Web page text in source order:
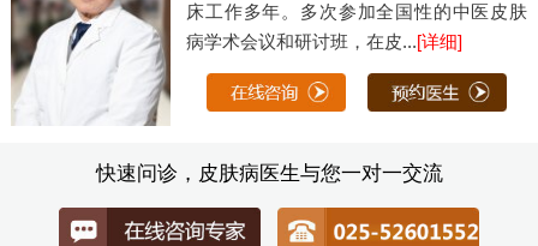
床工作多年。多次参加全国性的中医皮肤
病学术会议和研讨班，在皮...[详细]
快速问诊，皮肤病医生与您一对一交流